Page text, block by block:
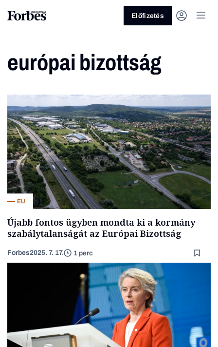
Vagy fedezze fel a következő
témákat
Üzlet Pénz Zöld Legyél jobb!
Előfizetés
európai bizottság
EU
Újabb fontos ügyben mondta ki a kormány
szabálytalanságát az Európai Bizottság
Forbes2025. 7. 17. 1 perc